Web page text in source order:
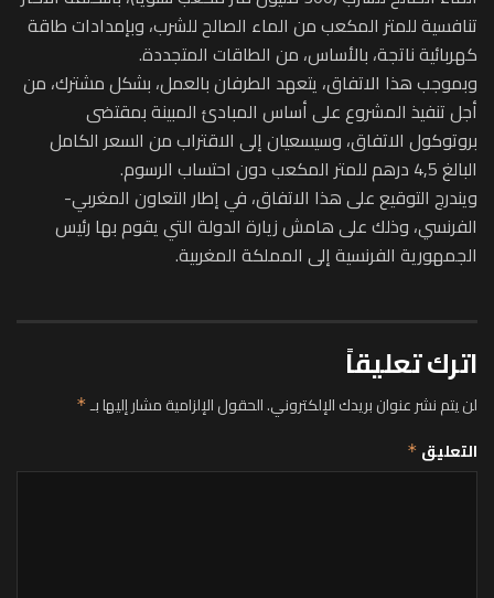
تنافسية للمتر المكعب من الماء الصالح للشرب، وبإمدادات طاقة
كهربائية ناتجة، بالأساس، من الطاقات المتجددة.
وبموجب هذا الاتفاق، يتعهد الطرفان بالعمل، بشكل مشترك، من
أجل تنفيذ المشروع على أساس المبادئ المبينة بمقتضى
بروتوكول الاتفاق، وسيسعيان إلى الاقتراب من السعر الكامل
البالغ 4,5 درهم للمتر المكعب دون احتساب الرسوم.
ويندرج التوقيع على هذا الاتفاق، في إطار التعاون المغربي-
الفرنسي، وذلك على هامش زيارة الدولة التي يقوم بها رئيس
الجمهورية الفرنسية إلى المملكة المغربية.
اترك تعليقاً
لن يتم نشر عنوان بريدك الإلكتروني.الحقول الإلزامية مشار إليها بـ*
التعليق *